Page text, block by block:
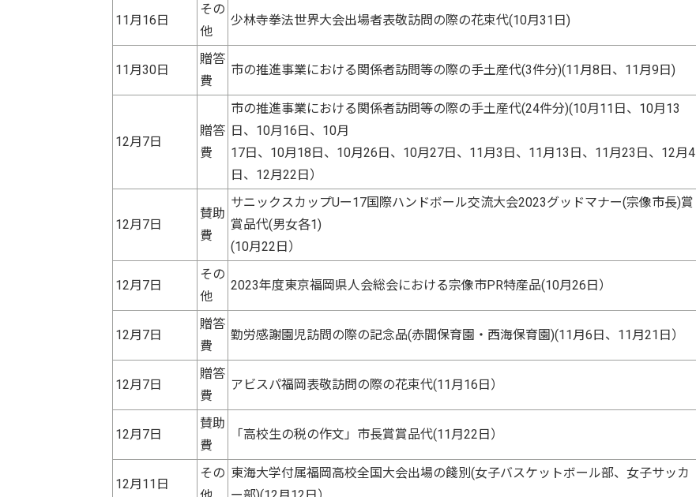
11月16日
その
他
少林寺拳法世界大会出場者表敬訪問の際の花束代(10月31日)
11月30日
贈答
費
市の推進事業における関係者訪問等の際の手土産代(3件分)(11月8日、11月9日)
12月7日
贈答
費
市の推進事業における関係者訪問等の際の手土産代(24件分)(10月11日、10月13
日、10月16日、10月
17日、10月18日、10月26日、10月27日、11月3日、11月13日、11月23日、12月4
日、12月22日）
12月7日
賛助
費
サニックスカップUー17国際ハンドボール交流大会2023グッドマナー(宗像市長)賞
賞品代(男女各1)
(10月22日）
12月7日
その
他
2023年度東京福岡県人会総会における宗像市PR特産品(10月26日）
12月7日
贈答
費
勤労感謝園児訪問の際の記念品(赤間保育園・西海保育園)(11月6日、11月21日）
12月7日
贈答
費
アビスパ福岡表敬訪問の際の花束代(11月16日）
12月7日
賛助
費
「高校生の税の作文」市長賞賞品代(11月22日）
12月11日
その 東海大学付属福岡高校全国大会出場の餞別(女子バスケットボール部、女子サッカ